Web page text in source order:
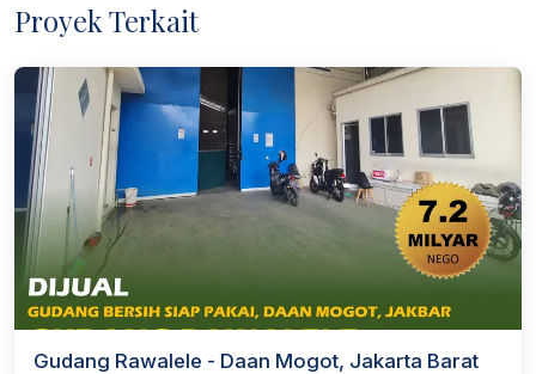
Proyek Terkait
Gudang Rawalele - Daan Mogot, Jakarta Barat